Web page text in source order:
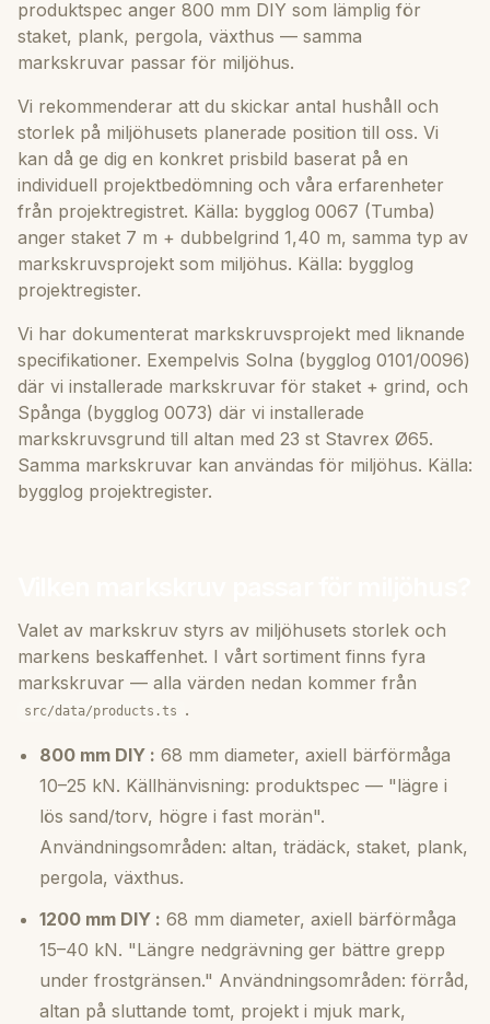
produktspec anger 800 mm DIY som lämplig för
staket, plank, pergola, växthus — samma
markskruvar passar för miljöhus.
Vi rekommenderar att du skickar antal hushåll och
storlek på miljöhusets planerade position till oss. Vi
kan då ge dig en konkret prisbild baserat på en
individuell projektbedömning och våra erfarenheter
från projektregistret. Källa: bygglog 0067 (Tumba)
anger staket 7 m + dubbelgrind 1,40 m, samma typ av
markskruvsprojekt som miljöhus. Källa: bygglog
projektregister.
Vi har dokumenterat markskruvsprojekt med liknande
specifikationer. Exempelvis Solna (bygglog 0101/0096)
där vi installerade markskruvar för staket + grind, och
Spånga (bygglog 0073) där vi installerade
markskruvsgrund till altan med 23 st Stavrex Ø65.
Samma markskruvar kan användas för miljöhus. Källa:
bygglog projektregister.
Valet av markskruv styrs av miljöhusets storlek och
markens beskaffenhet. I vårt sortiment finns fyra
markskruvar — alla värden nedan kommer från
src/data/products.ts .
800 mm DIY : 68 mm diameter, axiell bärförmåga
10–25 kN. Källhänvisning: produktspec — "lägre i
lös sand/torv, högre i fast morän".
Användningsområden: altan, trädäck, staket, plank,
pergola, växthus.
1200 mm DIY : 68 mm diameter, axiell bärförmåga
15–40 kN. "Längre nedgrävning ger bättre grepp
under frostgränsen." Användningsområden: förråd,
altan på sluttande tomt, projekt i mjuk mark,